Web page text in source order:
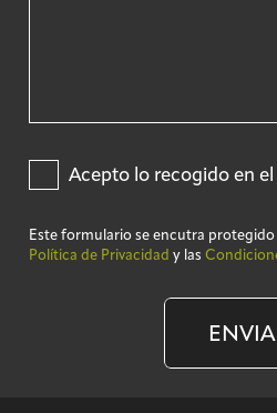
Acepto lo recogido en el
Este formulario se encutra
Política de Privacidad y las